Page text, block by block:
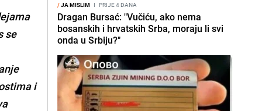
se
i
/JA MISLIM I PRIJE 4 DANA
Dragan Bursać: "Vučiću, ako nema
bosanskih i hrvatskih Srba, moraju li svi
onda u Srbiju?"